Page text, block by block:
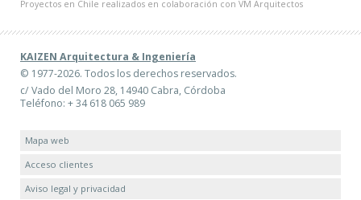
PROYECTOS DE BASES Y ESTATUTOS DE JUNTAS DE
COMPENSACIÓN
CATÁLOGO URBANÍSTICO
ESPACIOS PÚBLICOS
INGENIERÍA DE EDIFICACIÓN
Proyectos en Chile realizados en colaboración con VM Arquitectos
KAIZEN Arquitectura & Ingeniería
© 1977-2026. Todos los derechos reservados.
c/ Vado del Moro 28, 14940 Cabra, Córdoba
Teléfono: + 34 618 065 989
Mapa web
Acceso clientes
Aviso legal y privacidad